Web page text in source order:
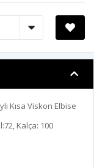
Kısa Viskon Elbise
Kalça: 100